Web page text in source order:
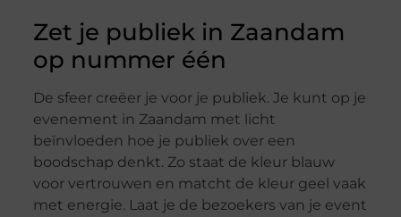
Zet je publiek in Zaandam
op nummer één
De sfeer creëer je voor je publiek. Je kunt op je
evenement in Zaandam met licht
beïnvloeden hoe je publiek over een
boodschap denkt. Zo staat de kleur blauw
voor vertrouwen en matcht de kleur geel vaak
met energie. Laat je de bezoekers van je event